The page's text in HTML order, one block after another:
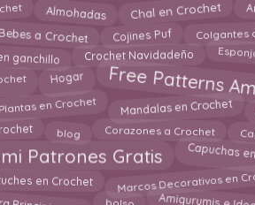
Almohadas Chal en Crochet
a Crochet Cojines Puf Colgantes
ganchillo Crochet Navidadeño
Hogar Free Patterns
en Crochet Mandalas en Crochet
blog Corazones a Crochet
Patrones Gratis Capuchas
en Crochet Marcos Decorativos en